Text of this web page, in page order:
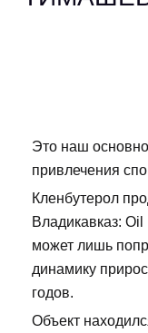
Это наш
привлечения
Кленбутерол
Владикавказ:
может лишь
динамику
годов.
Объект